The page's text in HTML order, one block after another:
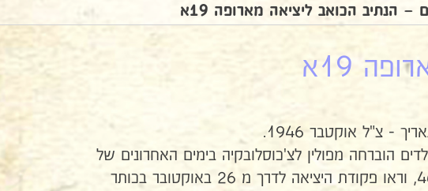
– הנתיב הכואב ליציאה מארופה 19א
19א
- צ"ל אוקטבר 1946.
הוברחה מפולין לצ'כוסלובקיה בימים האחרונים של
חודש אוקטובר 46, וראו פקודת היציאה לדרך מ 26 באוקטובר בכותר